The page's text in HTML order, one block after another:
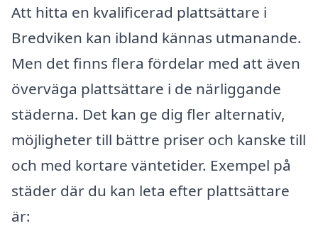
Att hitta en kvalificerad plattsättare i
Bredviken kan ibland kännas utmanande.
Men det finns flera fördelar med att även
överväga plattsättare i de närliggande
städerna. Det kan ge dig fler alternativ,
möjligheter till bättre priser och kanske till
och med kortare väntetider. Exempel på
städer där du kan leta efter plattsättare
är: